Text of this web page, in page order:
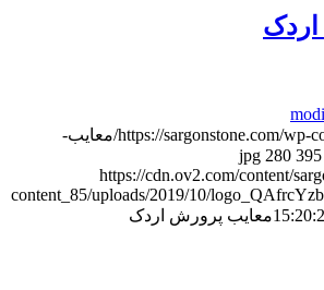
https://sargonstone.com/wp-content/uploads/2020/02/معایب-
280 395
https://cdn.ov2.com/content/
content_85/uploads/2019/10/
معایب پرورش اردک